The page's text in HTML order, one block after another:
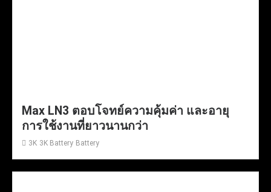
Max LN3 ตอบโจทย์ความคุ้มค่า และอายุ
การใช้งานที่ยาวนานกว่า
3K 3K Battery Battery